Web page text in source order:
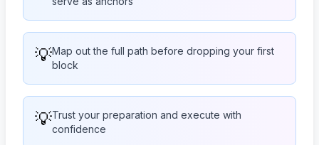
💡Map out the full path before dropping your first
block
💡Trust your preparation and execute with
confidence